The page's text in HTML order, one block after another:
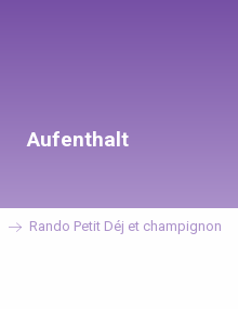
Aufenthalt
Rando Petit Déj et champignon